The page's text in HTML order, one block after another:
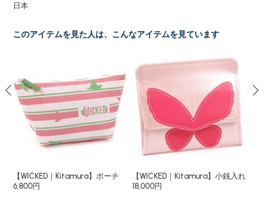
日本
このアイテムを見た人は、こんなアイテムを見ています
【WICKED｜Kitamura】ポーチ
6,800円
【WICKED｜Kitamura】小銭入れ
18,000円